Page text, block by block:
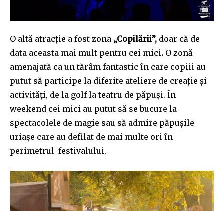
Join our community of
SUBSCRIBERS and be part of the
conversation.
To subscribe, simply enter your email address on our website
or click the subscribe button below. Don't worry, we respect
your privacy and won't spam your inbox. Your information is
safe with us.
SUBSCRIBE
I've read and accept thePrivacy Policy .
O altă atracție a fost zona „Copilării”, doar că de
data aceasta mai mult pentru cei mici. O zonă
amenajată ca un tărâm fantastic în care copiii au
putut să participe la diferite ateliere de creație și
activități, de la golf la teatru de păpuși. În
weekend cei mici au putut să se bucure la
spectacolele de magie sau să admire păpușile
uriașe care au defilat de mai multe ori în
perimetrul festivalului.